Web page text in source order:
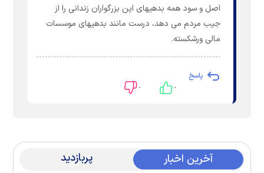
اصل و سود همه بدهیهای این بزرگواران زندانی را از
جیب مردم می دهد، درست مانند بدهیهای موسسات
مالی ورشکسته.
پاسخ
۰ ۰
آخرین اخبار پربازدید